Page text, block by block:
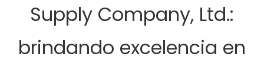
Supply Company, Ltd.:
brindando excelencia en